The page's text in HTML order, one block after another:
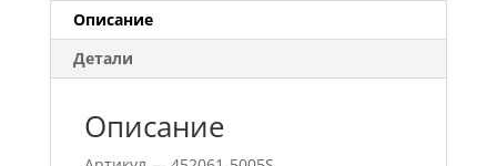
Описание
Детали
Описание